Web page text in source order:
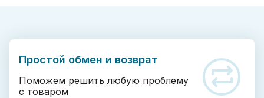
Простой обмен и возврат
Поможем решить любую проблему
с товаром